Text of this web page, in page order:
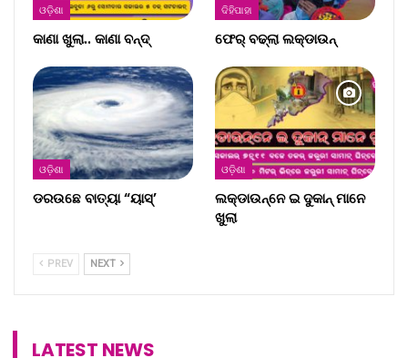
ଓଡ଼ିଶା
କାଣା ଖୁଲା.. କାଣା ବନ୍ଦ୍‌
ଦିହିପାହା
ଫେର୍ ବଢ୍‌ଲା ଲକ୍‌ଡାଉନ୍‌
ଓଡ଼ିଶା
ଡରଉଛେ ବାତ୍ୟା “ୟାସ୍‌’
ଓଡ଼ିଶା
ଲକ୍‌ଡାଉନ୍‌ନେ ଇ ଦୁକାନ୍ ମାନେ
ଖୁଲା
PREV NEXT
LATEST NEWS